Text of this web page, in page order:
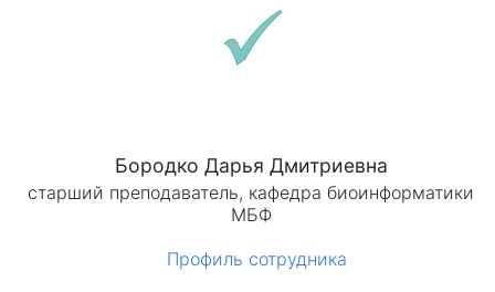
Бородко Дарья Дмитриевна
старший преподаватель, кафедра биоинформатики
МБФ
Профиль сотрудника